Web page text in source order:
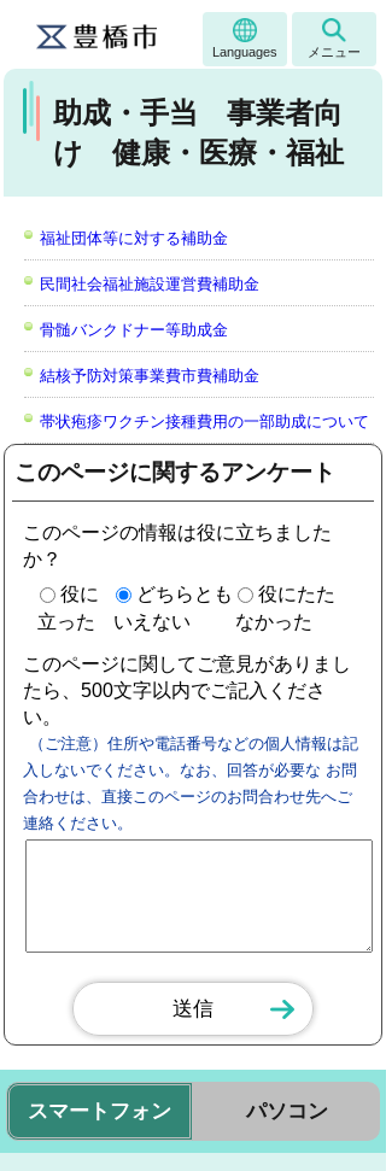
Languages メニュー
助成・手当 事業者向
け 健康・医療・福祉
福祉団体等に対する補助金
民間社会福祉施設運営費補助金
骨髄バンクドナー等助成金
結核予防対策事業費市費補助金
帯状疱疹ワクチン接種費用の一部助成について
このページに関するアンケート
このページの情報は役に立ちました
か？
役に
立った
どちらとも
いえない
役にたた
なかった
このページに関してご意見がありまし
たら、500文字以内でご記入くださ
い。
（ご注意）住所や電話番号などの個人情報は記
入しないでください。なお、回答が必要な お問
合わせは、直接このページのお問合わせ先へご
連絡ください。
スマートフォン パソコン